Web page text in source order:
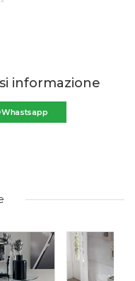
informazione
Whastsapp